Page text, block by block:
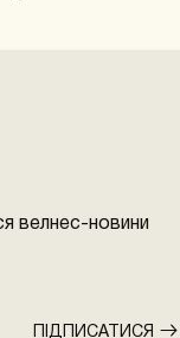
велнес-новини
ПІДПИСАТИСЯ